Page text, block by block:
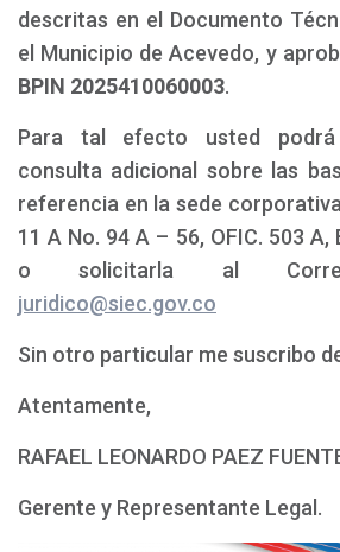
descritas en el Documento
el Municipio de Acevedo, y
BPIN 2025410060003.
Para tal efecto usted podrá
consulta adicional sobre las
referencia en la sede
11 A No. 94 A – 56, OFIC. 503
o solicitarla al
juridico@siec.gov.co
Sin otro particular me suscribo
Atentamente,
RAFAEL LEONARDO PAEZ
Gerente y Representante Legal.